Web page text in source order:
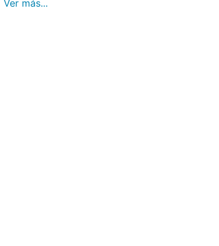
Ver más...